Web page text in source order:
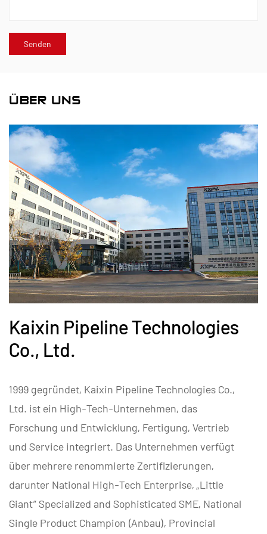
ÜBER UNS
Kaixin Pipeline Technologies
Co., Ltd.
1999 gegründet, Kaixin Pipeline Technologies Co.,
Ltd. ist ein High-Tech-Unternehmen, das
Forschung und Entwicklung, Fertigung, Vertrieb
und Service integriert. Das Unternehmen verfügt
über mehrere renommierte Zertifizierungen,
darunter National High-Tech Enterprise, „Little
Giant“ Specialized and Sophisticated SME, National
Single Product Champion (Anbau), Provincial